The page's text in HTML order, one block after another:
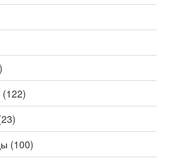
(122)
(100)